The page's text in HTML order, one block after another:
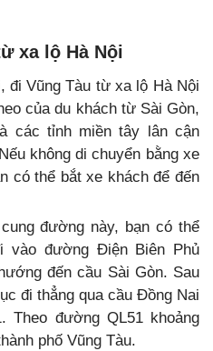
xa lộ Hà Nội
đi Vũng Tàu từ xa lộ Hà Nội
của du khách từ Sài Gòn,
các tỉnh miền tây lân cận
không di chuyển bằng xe
có thể bắt xe khách để đến
đường này, bạn có thể
vào đường Điện Biên Phủ
đến cầu Sài Gòn. Sau
đi thẳng qua cầu Đồng Nai
Theo đường QL51 khoảng
phố Vũng Tàu.